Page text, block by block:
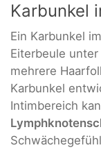
Karbunkel
Ein Karbunkel
Eiterbeule
mehrere
Karbunkel
Intimbereich